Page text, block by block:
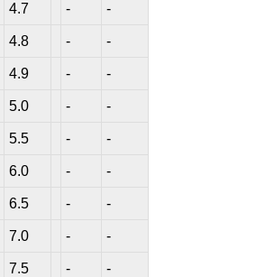
4.7 - -
4.8 - -
4.9 - -
5.0 - -
5.5 - -
6.0 - -
6.5 - -
7.0 - -
7.5 - -